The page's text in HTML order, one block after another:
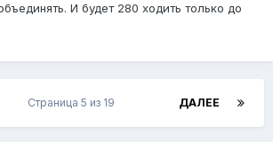
И будет 280 ходить только до
ДАЛЕЕ
Страница 5 из 19